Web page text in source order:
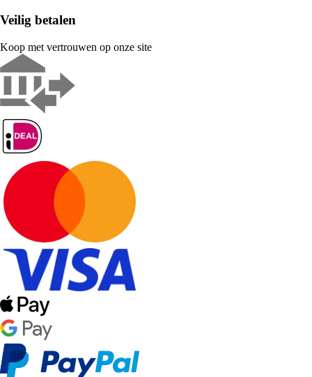
Veilig betalen
Koop met vertrouwen op onze site